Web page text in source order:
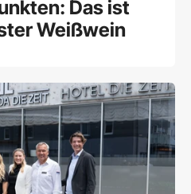
Das ist
Weißwein